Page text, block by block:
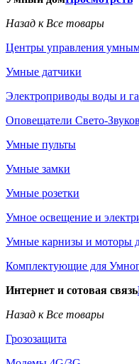
Назад к Все товары
Центры управления
Умные датчики
Электроприводы воды и
Оповещатели Свето-
Умные пульты
Умные замки
Умные розетки
Умное освещение и
Умные карнизы и моторы
Комплектующие для
Интернет и сотовая связь
Назад к Все товары
Грозозащита